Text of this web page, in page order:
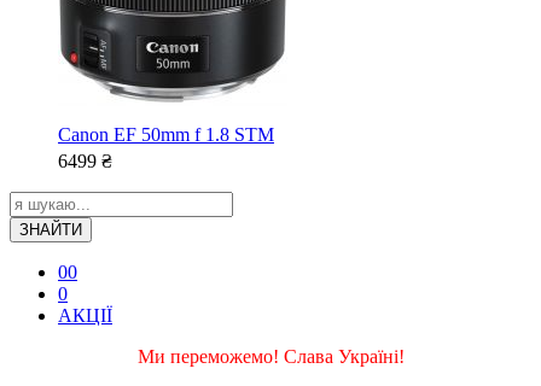
Canon EF 50mm f 1.8 STM
6499 ₴
ЗНАЙТИ
00
0
АКЦІЇ
Ми переможемо! Слава Україні!